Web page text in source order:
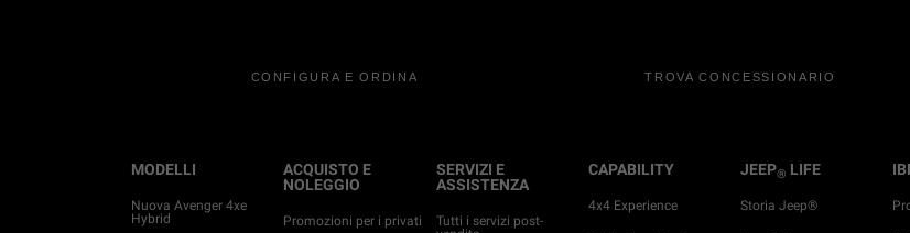
CONFIGURA E ORDINA TROVA CONCESSIONARIO
MODELLI
Nuova Avenger 4xe
Hybrid
ACQUISTO E
NOLEGGIO
Promozioni per i privati
SERVIZI E
ASSISTENZA
Tutti i servizi post-
CAPABILITY
4x4 Experience
JEEP® LIFE
Storia Jeep®